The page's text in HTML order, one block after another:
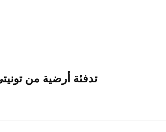
تدفئة أرضية من تونيتي من